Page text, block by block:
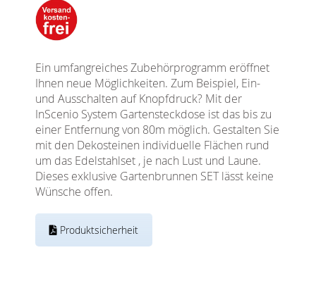
Ein umfangreiches Zubehörprogramm eröffnet
Ihnen neue Möglichkeiten. Zum Beispiel, Ein-
und Ausschalten auf Knopfdruck? Mit der
InScenio System Gartensteckdose ist das bis zu
einer Entfernung von 80m möglich. Gestalten Sie
mit den Dekosteinen individuelle Flächen rund
um das Edelstahlset , je nach Lust und Laune.
Dieses exklusive Gartenbrunnen SET lässt keine
Wünsche offen.
Produktsicherheit